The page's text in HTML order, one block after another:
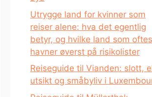
Utrygge land for kvinner som
reiser alene: hva det egentlig
betyr, og hvilke land som
havner øverst på risikolister
Reiseguide til Vianden: slott,
utsikt og småbyliv i